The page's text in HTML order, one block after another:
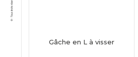
Gâche en L à visser